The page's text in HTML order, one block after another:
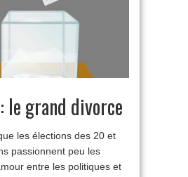
le grand divorce
les élections des 20 et
passionnent peu les
entre les politiques et